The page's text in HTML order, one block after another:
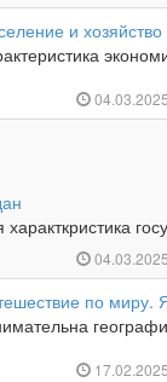
и
характкристика
по миру.